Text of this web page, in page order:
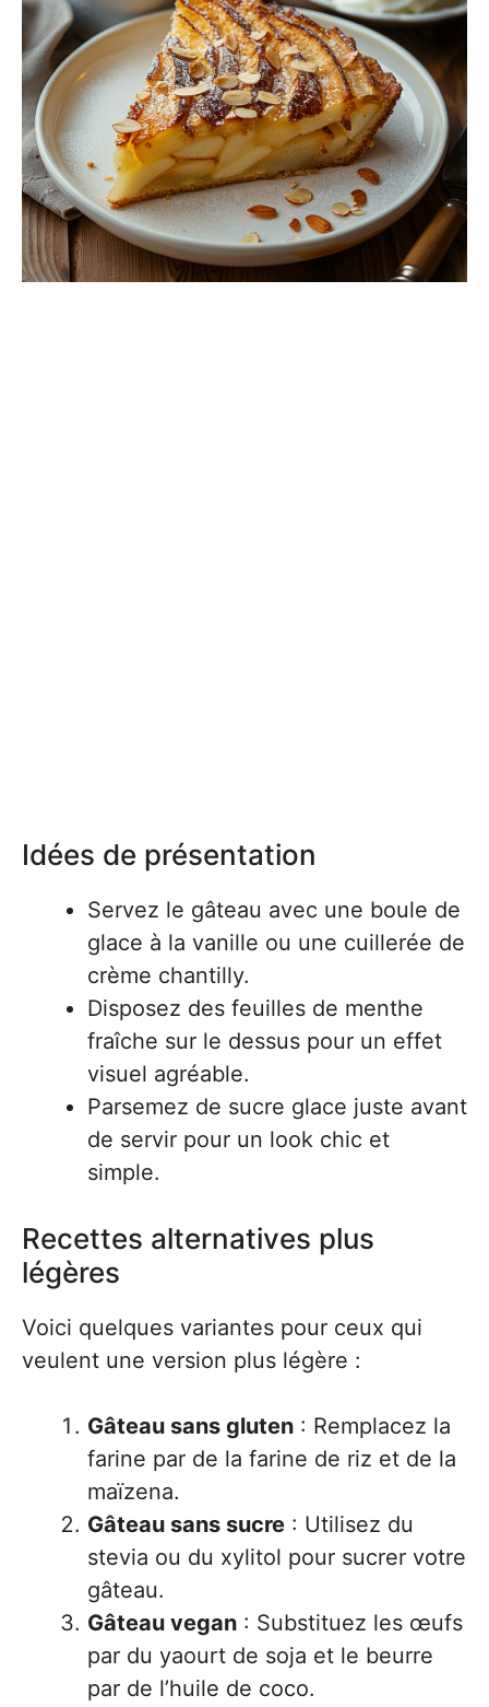
Idées de présentation
Servez le gâteau avec une boule de
glace à la vanille ou une cuillerée de
crème chantilly.
Disposez des feuilles de menthe
fraîche sur le dessus pour un effet
visuel agréable.
Parsemez de sucre glace juste avant
de servir pour un look chic et
simple.
Recettes alternatives plus
légères
Voici quelques variantes pour ceux qui
veulent une version plus légère :
Gâteau sans gluten : Remplacez la
farine par de la farine de riz et de la
maïzena.
Gâteau sans sucre : Utilisez du
stevia ou du xylitol pour sucrer votre
gâteau.
Gâteau vegan : Substituez les œufs
par du yaourt de soja et le beurre
par de l’huile de coco.